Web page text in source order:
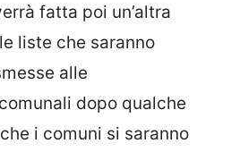
fatta poi un’altra
liste che saranno
alle
dopo qualche
i comuni si saranno